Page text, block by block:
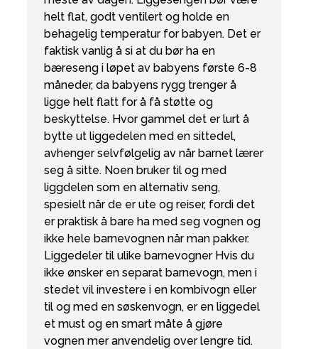
helt flat, godt ventilert og holde en
behagelig temperatur for babyen. Det er
faktisk vanlig å si at du bør ha en
bæreseng i løpet av babyens første 6-8
måneder, da babyens rygg trenger å
ligge helt flatt for å få støtte og
beskyttelse. Hvor gammel det er lurt å
bytte ut liggedelen med en sittedel,
avhenger selvfølgelig av når barnet lærer
seg å sitte. Noen bruker til og med
liggdelen som en alternativ seng,
spesielt når de er ute og reiser, fordi det
er praktisk å bare ha med seg vognen og
ikke hele barnevognen når man pakker.
Liggedeler til ulike barnevogner Hvis du
ikke ønsker en separat barnevogn, men i
stedet vil investere i en kombivogn eller
til og med en søskenvogn, er en liggedel
et must og en smart måte å gjøre
vognen mer anvendelig over lengre tid.